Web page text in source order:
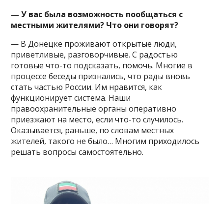
— У вас была возможность пообщаться с
местными жителями? Что они говорят?
— В Донецке проживают открытые люди,
приветливые, разговорчивые. С радостью
готовые что-то подсказать, помочь. Многие в
процессе беседы признались, что рады вновь
стать частью России. Им нравится, как
функционирует система. Наши
правоохранительные органы оперативно
приезжают на место, если что-то случилось.
Оказывается, раньше, по словам местных
жителей, такого не было… Многим приходилось
решать вопросы самостоятельно.